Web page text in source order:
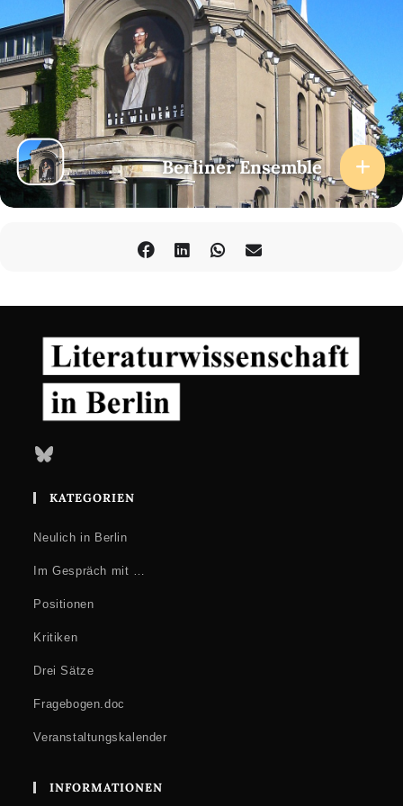
Berliner Ensemble
Bluesky
KATEGORIEN
Neulich in Berlin
Im Gespräch mit …
Positionen
Kritiken
Drei Sätze
Fragebogen.doc
Veranstaltungskalender
INFORMATIONEN